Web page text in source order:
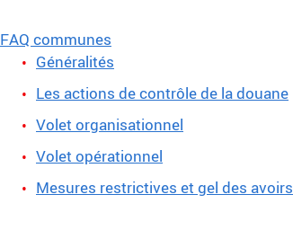
FAQ communes
Généralités
Les actions de contrôle de la douane
Volet organisationnel
Volet opérationnel
Mesures restrictives et gel des avoirs